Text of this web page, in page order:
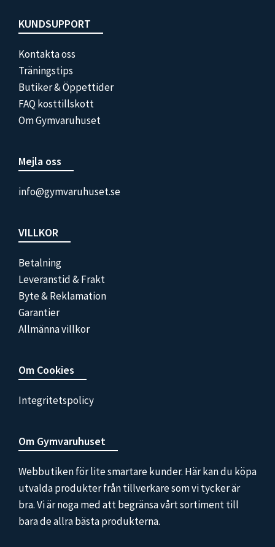
Footer
KUNDSUPPORT
Kontakta oss
Träningstips
Butiker & Öppettider
FAQ kosttillskott
Om Gymvaruhuset
Mejla oss
info@gymvaruhuset.se
VILLKOR
Betalning
Leveranstid & Frakt
Byte & Reklamation
Garantier
Allmänna villkor
Om Cookies
Integritetspolicy
Om Gymvaruhuset
Webbutiken för lite smartare kunder. Här kan du köpa
utvalda produkter från tillverkare som vi tycker är
bra. Vi är noga med att begränsa vårt sortiment till
bara de allra bästa produkterna.